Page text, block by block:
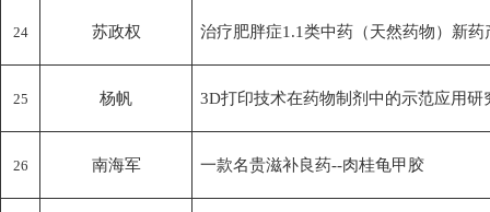
24 苏政权 治疗肥胖症1.1类中药（天然药物）新药
25 杨帆 3D打印技术在药物制剂中的示范应用研
26 南海军 一款名贵滋补良药--肉桂龟甲胶